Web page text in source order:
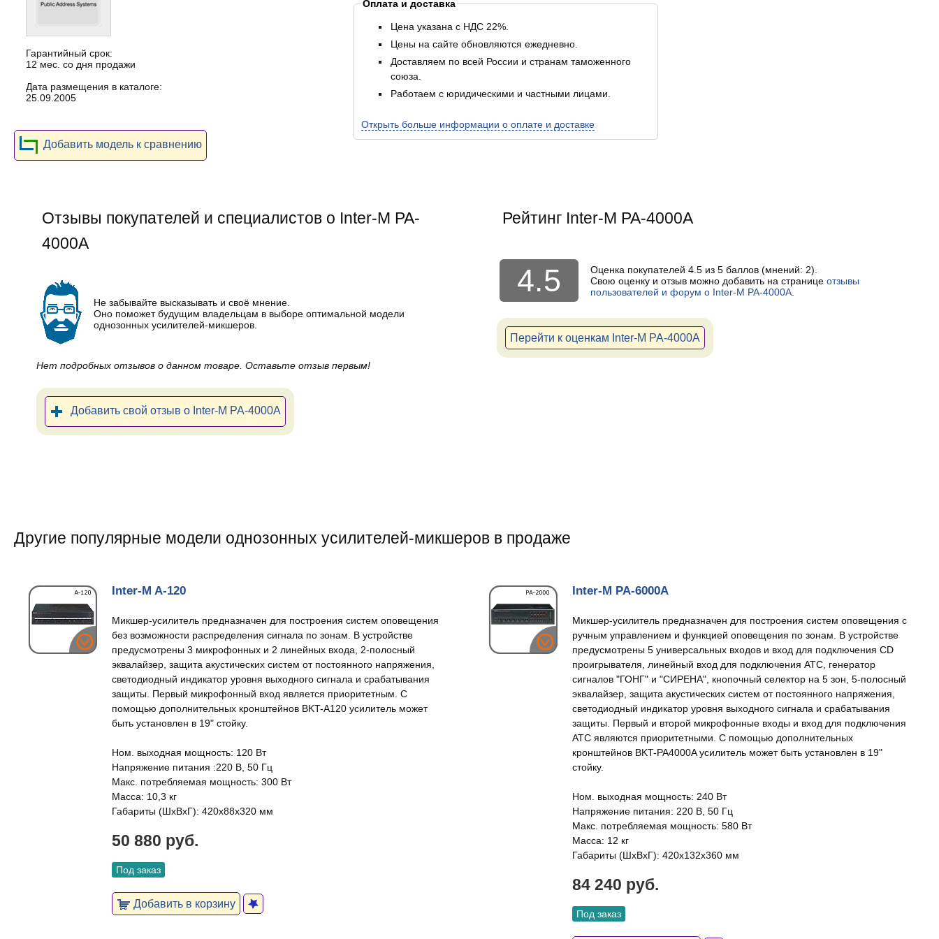
Оплата и доставка
Цена указана с НДС 22%.
Цены на сайте обновляются ежедневно.
Доставляем по всей России и странам таможенного
союза.
Работаем с юридическими и частными лицами.
Открыть больше информации о оплате и доставке
Гарантийный срок:
12 мес. со дня продажи
Дата размещения в каталоге:
25.09.2005
Добавить модель к сравнению
Отзывы покупателей и специалистов о Inter-M PA-
4000A
Не забывайте высказывать и своё мнение.
Оно поможет будущим владельцам в выборе оптимальной модели
однозонных усилителей-микшеров.
Нет подробных отзывов о данном товаре. Оставьте отзыв первым!
Добавить свой отзыв о Inter-M PA-4000A
Рейтинг Inter-M PA-4000A
4.5 Оценка покупателей 4.5из 5 баллов (мнений: 2).
Свою оценку и отзыв можно добавить на странице отзывы
пользователей и форум о Inter-M PA-4000A.
Перейти к оценкам Inter-M PA-4000A
Другие популярные модели однозонных усилителей-микшеров в продаже
Inter-M A-120
Микшер-усилитель предназначен для построения систем оповещения
без возможности распределения сигнала по зонам. В устройстве
предусмотрены 3 микрофонных и 2 линейных входа, 2-полосный
эквалайзер, защита акустических систем от постоянного напряжения,
светодиодный индикатор уровня выходного сигнала и срабатывания
защиты. Первый микрофонный вход является приоритетным. С
помощью дополнительных кронштейнов BKT-A120 усилитель может
быть установлен в 19" стойку.
Ном. выходная мощность: 120 Вт
Напряжение питания :220 В, 50 Гц
Макс. потребляемая мощность: 300 Вт
Масса: 10,3 кг
Габариты (ШxВxГ): 420x88x320 мм
50 880 руб.
Под заказ
Добавить в корзину
Inter-M PA-6000A
Микшер-усилитель предназначен для построения систем оповещения с
ручным управлением и функцией оповещения по зонам. В устройстве
предусмотрены 5 универсальных входов и вход для подключения CD
проигрывателя, линейный вход для подключения АТС, генератор
сигналов "ГОНГ" и "СИРЕНА", кнопочный селектор на 5 зон, 5-полосный
эквалайзер, защита акустических систем от постоянного напряжения,
светодиодный индикатор уровня выходного сигнала и срабатывания
защиты. Первый и второй микрофонные входы и вход для подключения
АТС являются приоритетными. С помощью дополнительных
кронштейнов BKT-PA4000A усилитель может быть установлен в 19"
стойку.
Ном. выходная мощность: 240 Вт
Напряжение питания: 220 В, 50 Гц
Макс. потребляемая мощность: 580 Вт
Масса: 12 кг
Габариты (ШxВxГ): 420x132x360 мм
84 240 руб.
Под заказ